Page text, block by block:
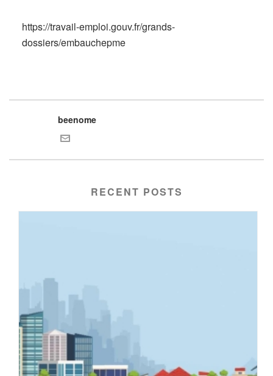
https://travail-emploi.gouv.fr/grands-
dossiers/embauchepme
beenome
RECENT POSTS